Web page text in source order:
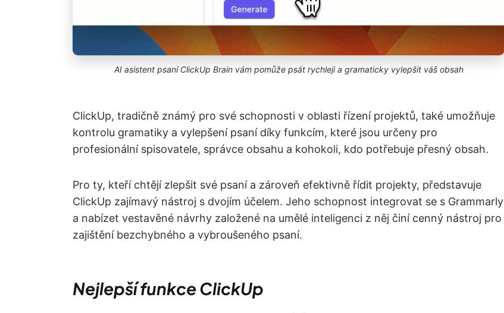
AI asistent psaní ClickUp Brain vám pomůže psát rychleji a gramaticky vylepšit váš obsah
ClickUp, tradičně známý pro své schopnosti v oblasti řízení projektů, také umožňuje
kontrolu gramatiky a vylepšení psaní díky funkcím, které jsou určeny pro
profesionální spisovatele, správce obsahu a kohokoli, kdo potřebuje přesný obsah.
Pro ty, kteří chtějí zlepšit své psaní a zároveň efektivně řídit projekty, představuje
ClickUp zajímavý nástroj s dvojím účelem. Jeho schopnost integrovat se s Grammarly
a nabízet vestavěné návrhy založené na umělé inteligenci z něj činí cenný nástroj pro
zajištění bezchybného a vybroušeného psaní.
Nejlepší funkce ClickUp